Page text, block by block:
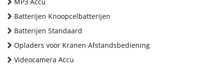
Batterijen Knoopcelbatterijen
Batterijen Standaard
Opladers voor Kranen Afstandsbediening
Videocamera Accu